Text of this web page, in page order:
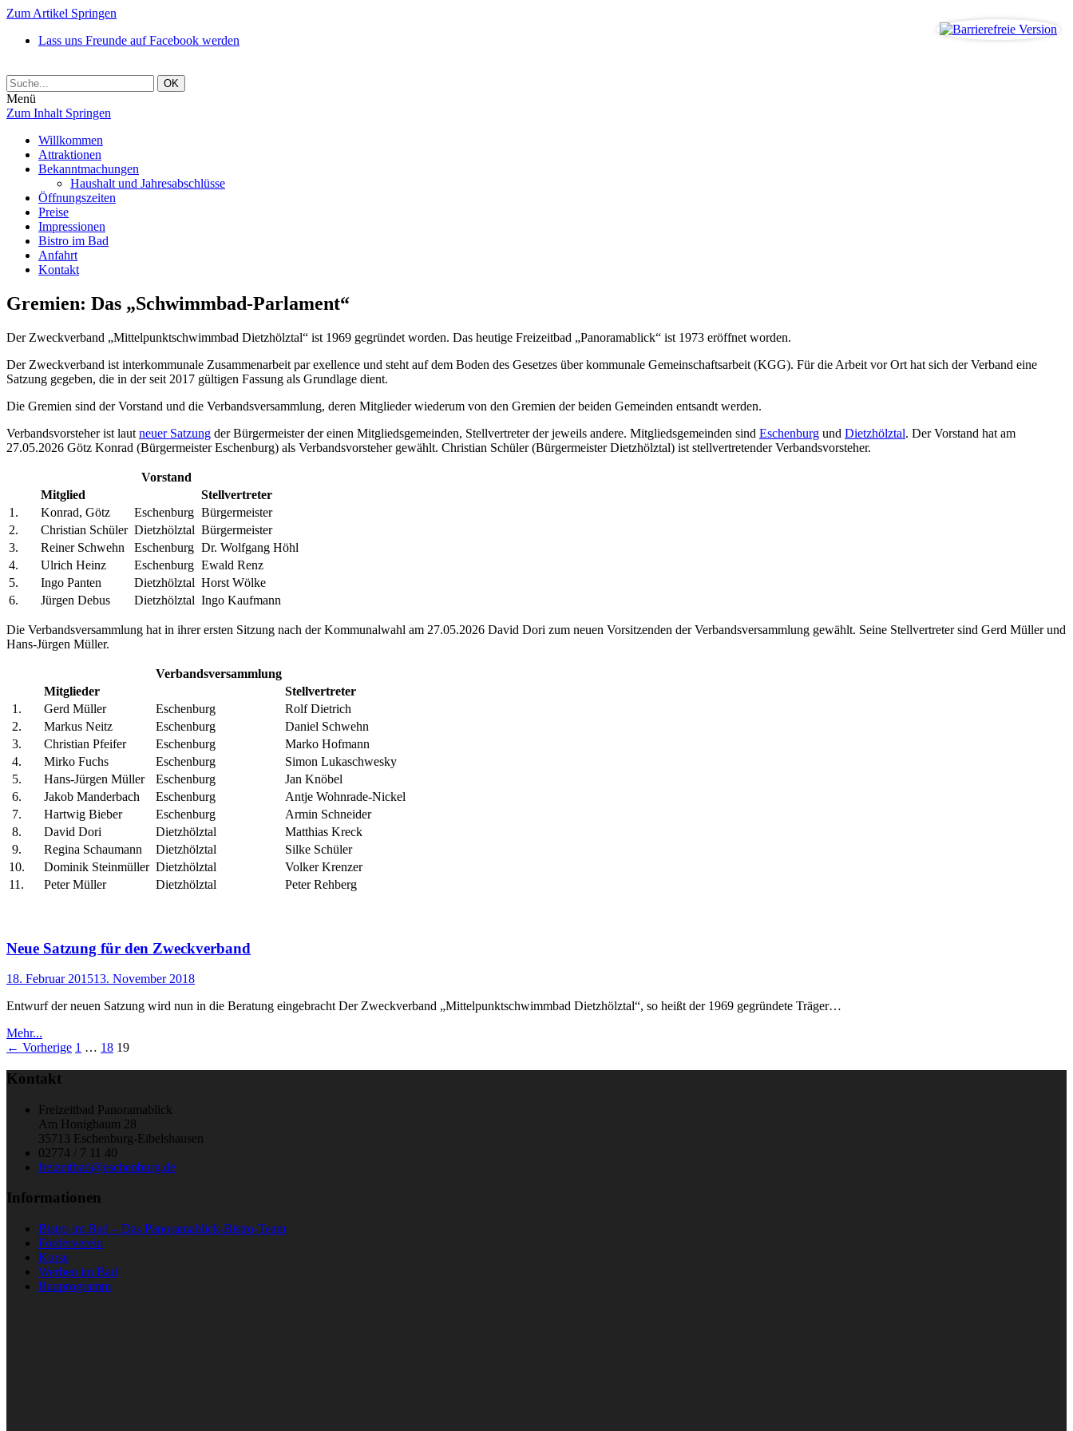
Zum Artikel Springen
Lass uns Freunde auf Facebook werden
Menü
Zum Inhalt Springen
Willkommen
Attraktionen
Bekanntmachungen
Haushalt und Jahresabschlüsse
Öffnungszeiten
Preise
Impressionen
Bistro im Bad
Anfahrt
Kontakt
Gremien: Das „Schwimmbad-Parlament“
Der Zweckverband „Mittelpunktschwimmbad Dietzhölztal“ ist 1969 gegründet worden. Das heutige Freizeitbad „Panoramablick“ ist 1973 eröffnet worden.
Der Zweckverband ist interkommunale Zusammenarbeit par exellence und steht auf dem Boden des Gesetzes über kommunale Gemeinschaftsarbeit (KGG). Für die Arbeit vor Ort hat sich der Verband eine
Satzung gegeben, die in der seit 2017 gültigen Fassung als Grundlage dient.
Die Gremien sind der Vorstand und die Verbandsversammlung, deren Mitglieder wiederum von den Gremien der beiden Gemeinden entsandt werden.
Verbandsvorsteher ist laut neuer Satzung der Bürgermeister der einen Mitgliedsgemeinden, Stellvertreter der jeweils andere. Mitgliedsgemeinden sind Eschenburg und Dietzhölztal. Der Vorstand hat am
27.05.2026 Götz Konrad (Bürgermeister Eschenburg) als Verbandsvorsteher gewählt. Christian Schüler (Bürgermeister Dietzhölztal) ist stellvertretender Verbandsvorsteher.
Vorstand
Mitglied
Stellvertreter
1.
Konrad, Götz Eschenburg Bürgermeister
2.
Christian Schüler Dietzhölztal Bürgermeister
3.
Reiner Schwehn Eschenburg Dr. Wolfgang Höhl
4.
Ulrich Heinz Eschenburg Ewald Renz
5.
Ingo Panten Dietzhölztal Horst Wölke
6.
Jürgen Debus Dietzhölztal Ingo Kaufmann
Die Verbandsversammlung hat in ihrer ersten Sitzung nach der Kommunalwahl am 27.05.2026 David Dori zum neuen Vorsitzenden der Verbandsversammlung gewählt. Seine Stellvertreter sind Gerd Müller und
Hans-Jürgen Müller.
Verbandsversammlung
Mitglieder
Stellvertreter
1.
Gerd Müller Eschenburg
Rolf Dietrich
2.
Markus Neitz Eschenburg
Daniel Schwehn
3.
Christian Pfeifer Eschenburg
Marko Hofmann
4.
Mirko Fuchs Eschenburg
Simon Lukaschwesky
5.
Hans-Jürgen Müller Eschenburg
Jan Knöbel
6.
Jakob Manderbach Eschenburg
Antje Wohnrade-Nickel
7.
Hartwig Bieber Eschenburg
Armin Schneider
8.
David Dori Dietzhölztal
Matthias Kreck
9.
Regina Schaumann Dietzhölztal
Silke Schüler
10.
Dominik Steinmüller Dietzhölztal
Volker Krenzer
11.
Peter Müller Dietzhölztal Peter Rehberg
Neue Satzung für den Zweckverband
18. Februar 201513. November 2018
Entwurf der neuen Satzung wird nun in die Beratung eingebracht Der Zweckverband „Mittelpunktschwimmbad Dietzhölztal“, so heißt der 1969 gegründete Träger…
Mehr...
← Vorherige 1 … 18 19
Kontakt
Freizeitbad Panoramablick
Am Honigbaum 28
35713 Eschenburg-Eibelshausen
02774 / 7 11 40
freizeitbad@eschenburg.de
Informationen
Bistro im Bad – Das Panoramablick-Bistro-Team
Förderverein
Kurse
Werben im Bad
Bauprogramm